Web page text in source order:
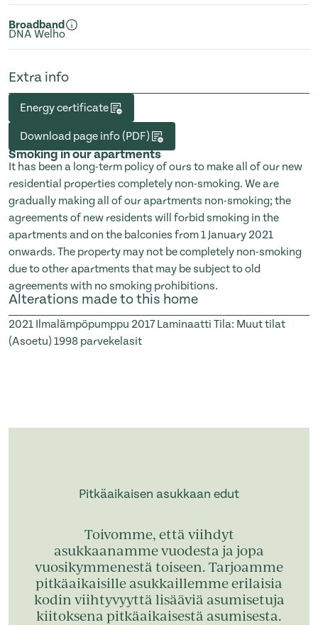
Broadband
DNA Welho
Extra info
Energy certificate
Download page info (PDF)
Smoking in our apartments
It has been a long-term policy of ours to make all of our new
residential properties completely non-smoking. We are
gradually making all of our apartments non-smoking; the
agreements of new residents will forbid smoking in the
apartments and on the balconies from 1 January 2021
onwards. The property may not be completely non-smoking
due to other apartments that may be subject to old
agreements with no smoking prohibitions.
Alterations made to this home
2021 Ilmalämpöpumppu 2017 Laminaatti Tila: Muut tilat
(Asoetu) 1998 parvekelasit
Pitkäaikaisen asukkaan edut
Toivomme, että viihdyt
asukkaanamme vuodesta ja jopa
vuosikymmenestä toiseen. Tarjoamme
pitkäaikaisille asukkaillemme erilaisia
kodin viihtyvyyttä lisääviä asumisetuja
kiitoksena pitkäaikaisestä asumisesta.